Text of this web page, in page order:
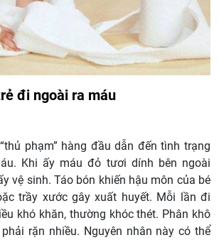
đi ngoài ra máu
phạm” hàng đầu dẫn đến tình trạng
Khi ấy máu đỏ tươi dính bên ngoài
vệ sinh. Táo bón khiến hậu môn của bé
trầy xước gây xuất huyết. Mỗi lần đi
khó khăn, thường khóc thét. Phân khô
rặn nhiều. Nguyên nhân này có thể